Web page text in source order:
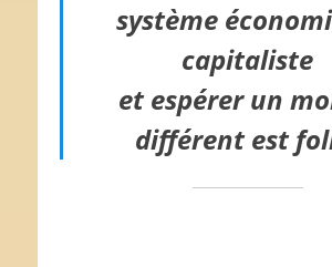
système
capitaliste
et espérer un
différent est